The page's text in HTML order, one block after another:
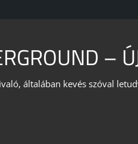
–
általában kevés szóval